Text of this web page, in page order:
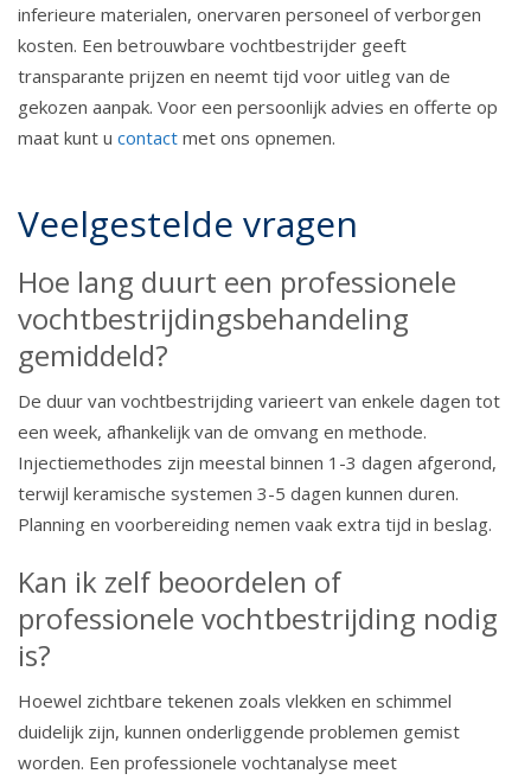
inferieure materialen, onervaren personeel of verborgen
kosten. Een betrouwbare vochtbestrijder geeft
transparante prijzen en neemt tijd voor uitleg van de
gekozen aanpak. Voor een persoonlijk advies en offerte op
maat kunt u contact met ons opnemen.
Veelgestelde vragen
Hoe lang duurt een professionele
vochtbestrijdingsbehandeling
gemiddeld?
De duur van vochtbestrijding varieert van enkele dagen tot
een week, afhankelijk van de omvang en methode.
Injectiemethodes zijn meestal binnen 1-3 dagen afgerond,
terwijl keramische systemen 3-5 dagen kunnen duren.
Planning en voorbereiding nemen vaak extra tijd in beslag.
Kan ik zelf beoordelen of
professionele vochtbestrijding nodig
is?
Hoewel zichtbare tekenen zoals vlekken en schimmel
duidelijk zijn, kunnen onderliggende problemen gemist
worden. Een professionele vochtanalyse meet